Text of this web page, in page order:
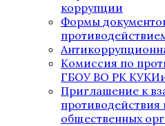
коррупции
Формы
Комиссия по
ГБОУ ВО РК
Приглашение к
общественных